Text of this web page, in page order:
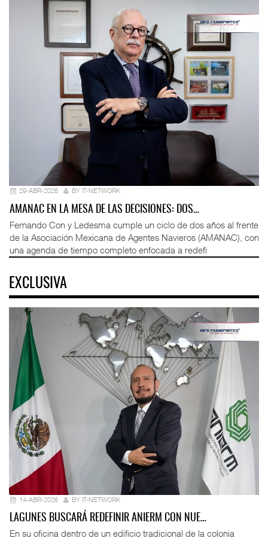
29-ABR-2026 BY IT-NETWORK
AMANAC EN LA MESA DE LAS DECISIONES: DOS…
Fernando Con y Ledesma cumple un ciclo de dos años al frente
de la Asociación Mexicana de Agentes Navieros (AMANAC), con
una agenda de tiempo completo enfocada a redefi
EXCLUSIVA
14-ABR-2026 BY IT-NETWORK
LAGUNES BUSCARÁ REDEFINIR ANIERM CON NUE…
En su oficina dentro de un edificio tradicional de la colonia